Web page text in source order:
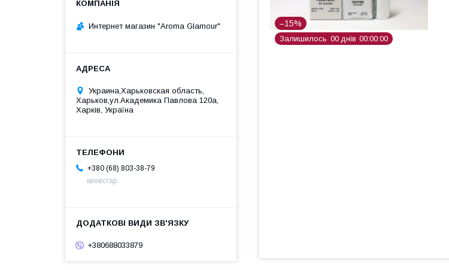
–15%
Залишилось 00 днів 00 00 00
Интернет магазин "Aroma Glamour"
Украина,Харьковская область,
Харьков,ул.Академика Павлова 120а,
Харків, Україна
+380 (68) 803-38-79
киевстар
+380688033879